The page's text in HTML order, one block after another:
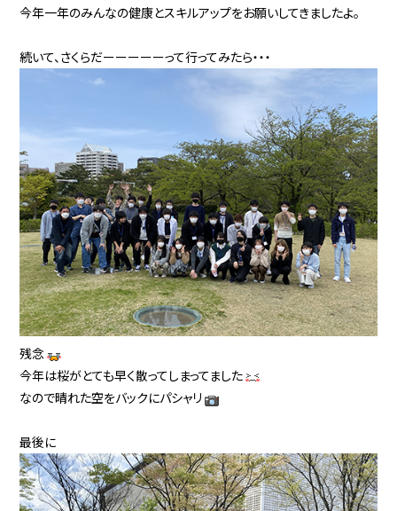
今年一年のみんなの健康とスキルアップをお願いしてきましたよ。
続いて、さくらだーーーーーって行ってみたら・・・
残念
今年は桜がとても早く散ってしまってました
なので晴れた空をバックにパシャリ
最後に